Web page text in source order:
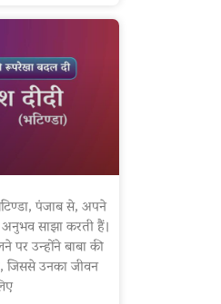
पंजाब से, अपने
साझा करती हैं।
पर उन्होंने बाबा की
जिससे उनका जीवन